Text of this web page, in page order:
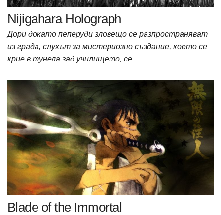
Nijigahara Holograph
Дори докато пеперуди зловещо се разпространяват
из града, слухът за мистериозно създание, което се
крие в тунела зад училището, се…
Blade of the Immortal